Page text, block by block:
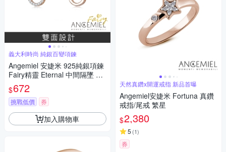
義大利時尚 純銀百變項鍊
Angemiel 安婕米 925純銀項鍊
Fairy精靈 Eternal 中間隔墜 白
鑽玫金
$672
挑戰低價 券
加入購物車
天然真鑽x開運戒指 新品首曝
Angemiel安婕米 Fortuna 真鑽
戒指/尾戒 繁星
$2,380
5 (1)
券